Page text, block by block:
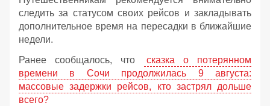
следить за статусом своих рейсов и закладывать
дополнительное время на пересадки в ближайшие
недели.
Ранее сообщалось, что
сказка о потерянном
времени в Сочи продолжилась 9 августа:
массовые задержки рейсов, кто застрял дольше
всего?